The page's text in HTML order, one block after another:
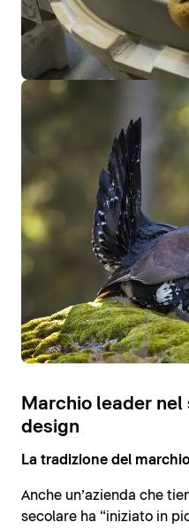
Marchio leader
design
La tradizione del
Anche un’azienda che
secolare ha “iniziato in